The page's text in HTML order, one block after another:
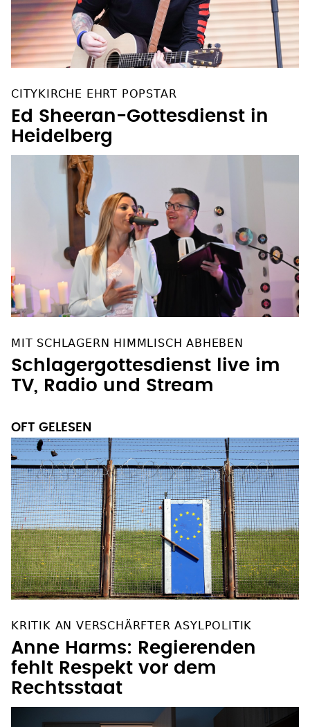
CITYKIRCHE EHRT POPSTAR
Ed Sheeran-Gottesdienst in
Heidelberg
MIT SCHLAGERN HIMMLISCH ABHEBEN
Schlagergottesdienst live im
TV, Radio und Stream
OFT GELESEN
KRITIK AN VERSCHÄRFTER ASYLPOLITIK
Anne Harms: Regierenden
fehlt Respekt vor dem
Rechtsstaat